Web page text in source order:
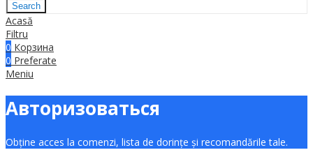
Search
Acasă
Filtru
0 Корзина
0 Preferate
Meniu
Авторизоваться
Obține acces la comenzi, lista de dorințe și recomandările tale.